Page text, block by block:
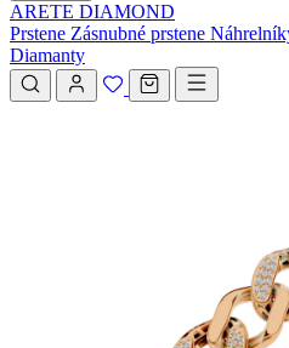
ARETE DIAMOND
Prstene Zásnubné prstene
Diamanty